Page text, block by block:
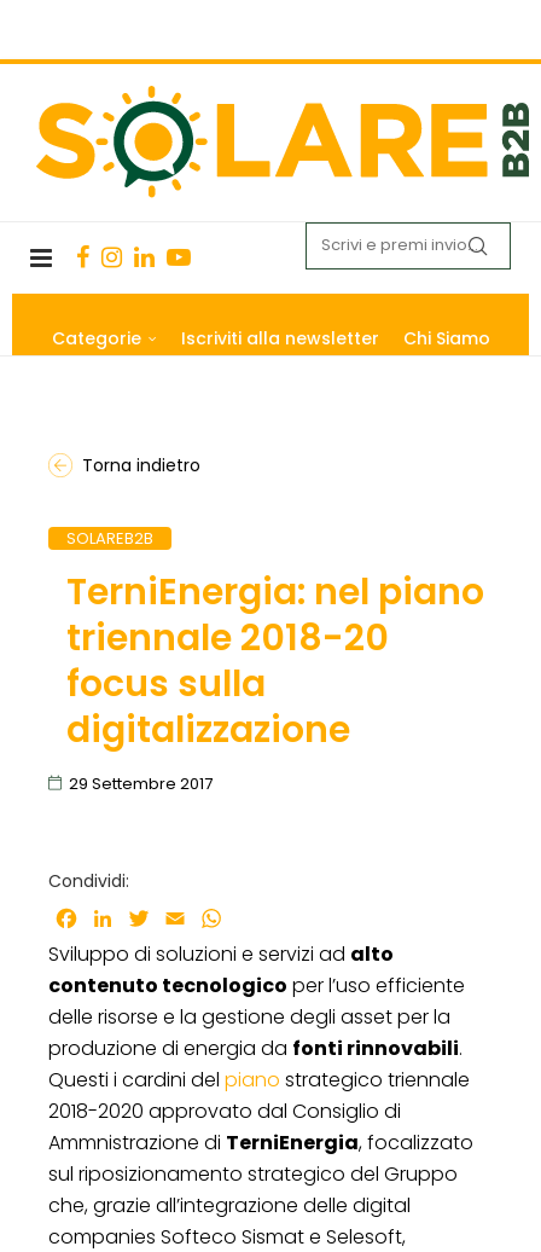
Categorie Iscriviti alla newsletter Chi Siamo
Torna indietro
SOLAREB2B
TerniEnergia: nel piano
triennale 2018-20
focus sulla
digitalizzazione
29 Settembre 2017
Condividi:
Facebook
LinkedInTwitter
Email
Sviluppo di soluzioni e servizi ad alto
contenuto tecnologico per l’uso efficiente
delle risorse e la gestione degli asset per la
produzione di energia da fonti rinnovabili.
Questi i cardini del piano strategico triennale
2018-2020 approvato dal Consiglio di
Ammnistrazione di TerniEnergia, focalizzato
sul riposizionamento strategico del Gruppo
che, grazie all’integrazione delle digital
companies Softeco Sismat e Selesoft,